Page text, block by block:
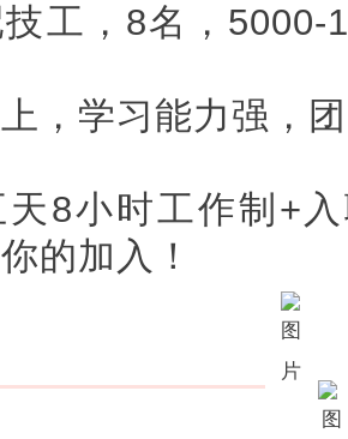
工，8名，5000-
，学习能力强，
8小时工作制+
的加入！